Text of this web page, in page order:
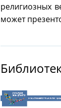
религиозных
может